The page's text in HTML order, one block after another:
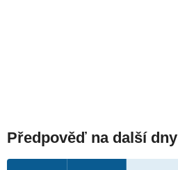
Předpověď na další dny